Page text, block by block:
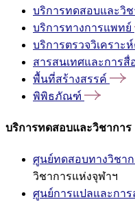
บริการทดสอบและวิช
บริการทางการแพทย์
บริการตรวจวิเคราะ
สารสนเทศและการสื่
พื้นที่สร้างสรรค์
พิพิธภัณฑ์
บริการทดสอบและวิชาการ
ศูนย์ทดสอบทางวิชา
วิชาการแห่งจุฬาฯ
ศูนย์การแปลและการ